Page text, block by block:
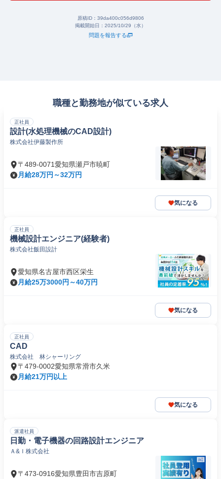
原稿ID： 39da400c056d9806
掲載開始日： 2025/10/29（水）
問題を報告する
職種と勤務地が似ている求人
正社員
設計(水処理機械のCAD設計)
株式会社伊藤製作所
〒489-0071愛知県瀬戸市暁町
月給28万円～32万円
気になる
正社員
機械設計エンジニア(経験者)
株式会社飯田設計
愛知県名古屋市西区栄生
月給25万3000円～40万円
気になる
正社員
CAD
株式会社 林シャーリング
〒479-0002愛知県常滑市久米
月給21万円以上
気になる
派遣社員
日勤・電子機器の回路設計エンジニア
Ａ&Ｉ株式会社
〒473-0916愛知県豊田市吉原町